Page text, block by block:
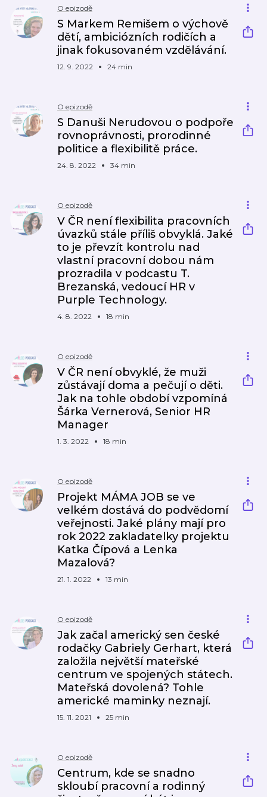
O epizodě
S Markem Remišem o výchově
dětí, ambiciózních rodičích a
jinak fokusovaném vzdělávání.
12. 9. 2022 24 min
O epizodě
S Danuši Nerudovou o podpoře
rovnoprávnosti, prorodinné
politice a flexibilitě práce.
24. 8. 2022 34 min
O epizodě
V ČR není flexibilita pracovních
úvazků stále příliš obvyklá. Jaké
to je převzít kontrolu nad
vlastní pracovní dobou nám
prozradila v podcastu T.
Brezanská, vedoucí HR v
Purple Technology.
4. 8. 2022 18 min
O epizodě
V ČR není obvyklé, že muži
zůstávají doma a pečují o děti.
Jak na tohle období vzpomíná
Šárka Vernerová, Senior HR
Manager
1. 3. 2022 18 min
O epizodě
Projekt MÁMA JOB se ve
velkém dostává do podvědomí
veřejnosti. Jaké plány mají pro
rok 2022 zakladatelky projektu
Katka Čípová a Lenka
Mazalová?
21. 1. 2022 13 min
O epizodě
Jak začal americký sen české
rodačky Gabriely Gerhart, která
založila největší mateřské
centrum ve spojených státech.
Mateřská dovolená? Tohle
americké maminky neznají.
15. 11. 2021 25 min
O epizodě
Centrum, kde se snadno
skloubí pracovní a rodinný